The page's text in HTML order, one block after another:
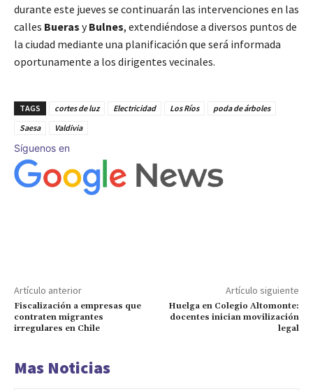
durante este jueves se continuarán las intervenciones en las
calles Bueras yBulnes, extendiéndose a diversos puntos de
la ciudad mediante una planificación que será informada
oportunamente a los dirigentes vecinales.
TAGS cortes de luz Electricidad Los Ríos
poda de árboles
Saesa
Valdivia
Síguenos en
Artículo anterior
Fiscalización a empresas que
contraten migrantes
irregulares en Chile
Artículo siguiente
Huelga en Colegio Altomonte:
docentes inician movilización
legal
Mas Noticias